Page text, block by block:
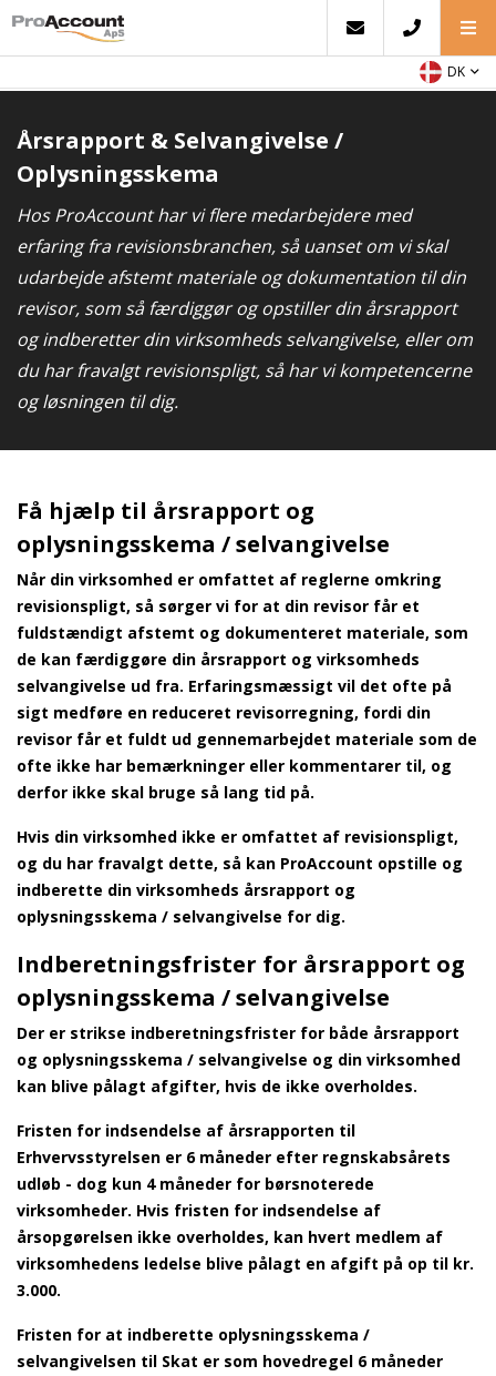
DK
Årsrapport & Selvangivelse /
Oplysningsskema
Hos ProAccount har vi flere medarbejdere med
erfaring fra revisionsbranchen, så uanset om vi skal
udarbejde afstemt materiale og dokumentation til din
revisor, som så færdiggør og opstiller din årsrapport
og indberetter din virksomheds selvangivelse, eller om
du har fravalgt revisionspligt, så har vi kompetencerne
og løsningen til dig.
Få hjælp til årsrapport og
oplysningsskema / selvangivelse
Når din virksomhed er omfattet af reglerne omkring
revisionspligt, så sørger vi for at din revisor får et
fuldstændigt afstemt og dokumenteret materiale, som
de kan færdiggøre din årsrapport og virksomheds
selvangivelse ud fra. Erfaringsmæssigt vil det ofte på
sigt medføre en reduceret revisorregning, fordi din
revisor får et fuldt ud gennemarbejdet materiale som de
ofte ikke har bemærkninger eller kommentarer til, og
derfor ikke skal bruge så lang tid på.
Hvis din virksomhed ikke er omfattet af revisionspligt,
og du har fravalgt dette, så kan ProAccount opstille og
indberette din virksomheds årsrapport og
oplysningsskema / selvangivelse for dig.
Indberetningsfrister for årsrapport og
oplysningsskema / selvangivelse
Der er strikse indberetningsfrister for både årsrapport
og oplysningsskema / selvangivelse og din virksomhed
kan blive pålagt afgifter, hvis de ikke overholdes.
Fristen for indsendelse af årsrapporten til
Erhvervsstyrelsen er 6 måneder efter regnskabsårets
udløb - dog kun 4 måneder for børsnoterede
virksomheder. Hvis fristen for indsendelse af
årsopgørelsen ikke overholdes, kan hvert medlem af
virksomhedens ledelse blive pålagt en afgift på op til kr.
3.000.
Fristen for at indberette oplysningsskema /
selvangivelsen til Skat er som hovedregel 6 måneder